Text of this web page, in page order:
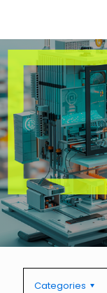
Categories